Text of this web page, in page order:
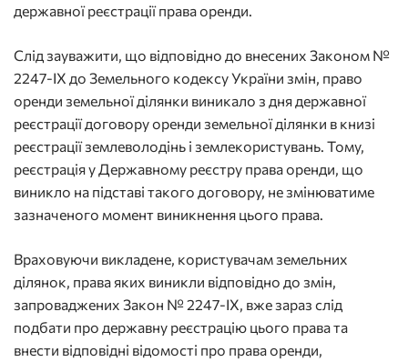
державної реєстрації права оренди.
Слід зауважити, що відповідно до внесених Законом №
2247-ІХ до Земельного кодексу України змін, право
оренди земельної ділянки виникало з дня державної
реєстрації договору оренди земельної ділянки в книзі
реєстрації землеволодінь і землекористувань. Тому,
реєстрація у Державному реєстру права оренди, що
виникло на підставі такого договору, не змінюватиме
зазначеного момент виникнення цього права.
Враховуючи викладене, користувачам земельних
ділянок, права яких виникли відповідно до змін,
запроваджених Закон № 2247-ІХ, вже зараз слід
подбати про державну реєстрацію цього права та
внести відповідні відомості про права оренди,